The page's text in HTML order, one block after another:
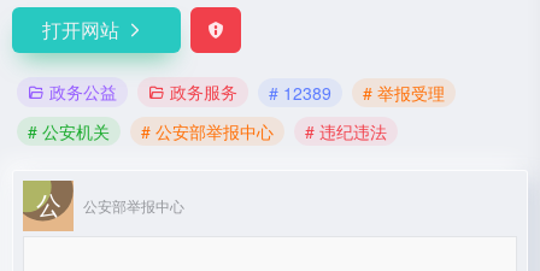
打开网站
政务公益 政务服务 # 12389
# 举报受理
# 公安机关
# 公安部举报中心 # 违纪违法
公安部举报中心